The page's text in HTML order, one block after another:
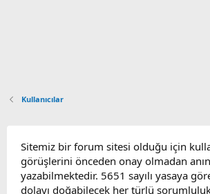
Kullanıcılar
Sitemiz bir forum sitesi olduğu için
görüşlerini önceden onay olmadan
yazabilmektedir. 5651 sayılı yasaya
dolayı doğabilecek her türlü